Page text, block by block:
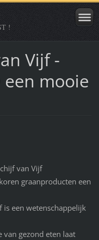
!
Vijf -
een mooie
van Vijf
graanproducten een
is een wetenschappelijk
gezond eten laat